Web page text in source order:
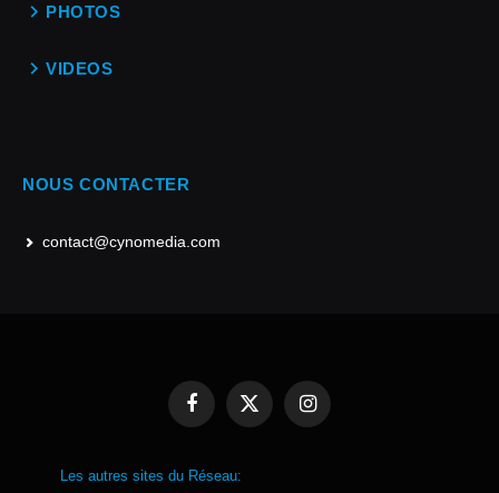
PHOTOS
VIDEOS
NOUS CONTACTER
contact@cynomedia.com
FacebookX
Instagram
Les autres sites du Réseau: